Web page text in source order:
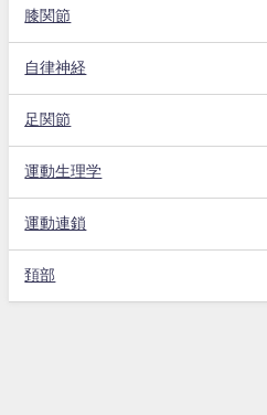
膝関節
自律神経
足関節
運動生理学
運動連鎖
頚部